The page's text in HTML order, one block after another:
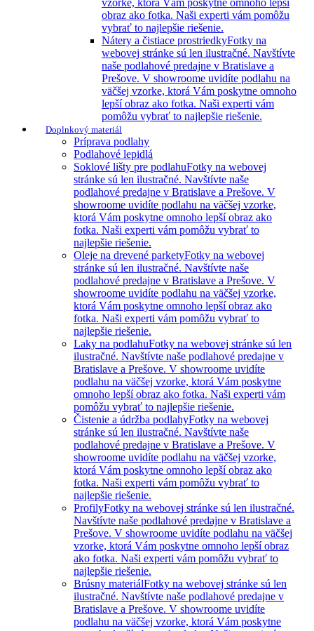
vzorke, ktorá Vám poskytne omnoho lepší
obraz ako fotka. Naši experti vám pomôžu
vybrať to najlepšie riešenie.
Nátery a čistiace prostriedkyFotky na
webovej stránke sú len ilustračné. Navštívte
naše podlahové predajne v Bratislave a
Prešove. V showroome uvidíte podlahu na
väčšej vzorke, ktorá Vám poskytne omnoho
lepší obraz ako fotka. Naši experti vám
pomôžu vybrať to najlepšie riešenie.
Doplnkový materiál
Príprava podlahy
Podlahové lepidlá
Soklové lišty pre podlahuFotky na webovej
stránke sú len ilustračné. Navštívte naše
podlahové predajne v Bratislave a Prešove. V
showroome uvidíte podlahu na väčšej vzorke,
ktorá Vám poskytne omnoho lepší obraz ako
fotka. Naši experti vám pomôžu vybrať to
najlepšie riešenie.
Oleje na drevené parketyFotky na webovej
stránke sú len ilustračné. Navštívte naše
podlahové predajne v Bratislave a Prešove. V
showroome uvidíte podlahu na väčšej vzorke,
ktorá Vám poskytne omnoho lepší obraz ako
fotka. Naši experti vám pomôžu vybrať to
najlepšie riešenie.
Laky na podlahuFotky na webovej stránke sú len
ilustračné. Navštívte naše podlahové predajne v
Bratislave a Prešove. V showroome uvidíte
podlahu na väčšej vzorke, ktorá Vám poskytne
omnoho lepší obraz ako fotka. Naši experti vám
pomôžu vybrať to najlepšie riešenie.
Čistenie a údržba podlahyFotky na webovej
stránke sú len ilustračné. Navštívte naše
podlahové predajne v Bratislave a Prešove. V
showroome uvidíte podlahu na väčšej vzorke,
ktorá Vám poskytne omnoho lepší obraz ako
fotka. Naši experti vám pomôžu vybrať to
najlepšie riešenie.
ProfilyFotky na webovej stránke sú len ilustračné.
Navštívte naše podlahové predajne v Bratislave a
Prešove. V showroome uvidíte podlahu na väčšej
vzorke, ktorá Vám poskytne omnoho lepší obraz
ako fotka. Naši experti vám pomôžu vybrať to
najlepšie riešenie.
Brúsny materiálFotky na webovej stránke sú len
ilustračné. Navštívte naše podlahové predajne v
Bratislave a Prešove. V showroome uvidíte
podlahu na väčšej vzorke, ktorá Vám poskytne